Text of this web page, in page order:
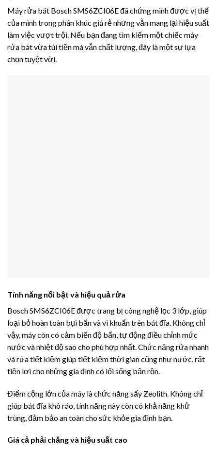
Máy rửa bát Bosch SMS6ZCI06E đã chứng minh được vị thế
của mình trong phân khúc giá rẻ nhưng vẫn mang lại hiệu suất
làm việc vượt trội. Nếu bạn đang tìm kiếm một chiếc máy
rửa bát vừa túi tiền mà vẫn chất lượng, đây là một sự lựa
chọn tuyệt vời.
Tính năng nổi bật và hiệu quả rửa
Bosch SMS6ZCI06E được trang bị công nghệ lọc 3 lớp, giúp
loại bỏ hoàn toàn bụi bẩn và vi khuẩn trên bát đĩa. Không chỉ
vậy, máy còn có cảm biến độ bẩn, tự động điều chỉnh mức
nước và nhiệt độ sao cho phù hợp nhất. Chức năng rửa nhanh
và rửa tiết kiệm giúp tiết kiệm thời gian cũng như nước, rất
tiện lợi cho những gia đình có lối sống bận rộn.
Điểm cộng lớn của máy là chức năng sấy Zeolith. Không chỉ
giúp bát đĩa khô ráo, tính năng này còn có khả năng khử
trùng, đảm bảo an toàn cho sức khỏe gia đình bạn.
Giá cả phải chăng và hiệu suất cao